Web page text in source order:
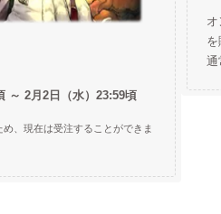
～ 2月2日（水）23:59頃
、現在は受注することができま
オ
を
通